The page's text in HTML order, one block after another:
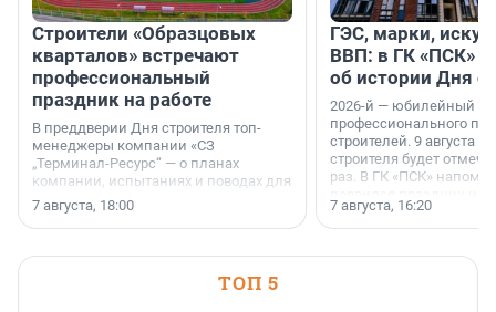
Строители «Образцовых
кварталов» встречают
профессиональный
праздник на работе
В преддверии Дня строителя топ-
менеджеры компании «СЗ
„Терминал-Ресурс“ — о планах
компании, испытаниях и поводах для
осторожного оптимизма.
7 августа, 18:00
ГЭС, марки,
ВВП: в ГК «ПСК»
об истории Дня
2026-й — юбилейный
профессионального
строителей. 9 августа
строителя будет
раз. В ГК «ПСК»
поменялась роль
7 августа, 16:20
ТОП 5